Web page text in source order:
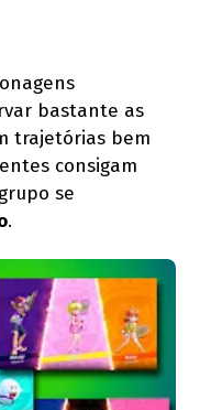
bastante as
trajetórias bem
consigam
se
.